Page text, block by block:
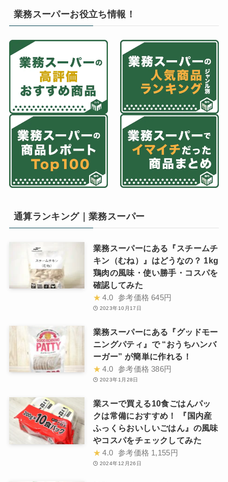
業務スーパーお役立ち情報！
通算ランキング｜業務スーパー
業務スーパーにある『スチームチ
キン（むね）』はどうなの？ 1kg
鶏肉の風味・使い勝手・コスパを
確認してみた
★ 4.0 参考価格 645円
2023年10月17日
業務スーパーにある『グッドモー
ニングパティ』で “おうちハンバ
ーガー” が簡単に作れる！
★ 4.0 参考価格 386円
2023年1月28日
業スーで買える10食ごはんパッ
クは常備におすすめ！ 『国内産
ふっくらおいしいごはん』の風味
やコスパをチェックしてみた
★ 4.0 参考価格 1,155円
2024年12月26日